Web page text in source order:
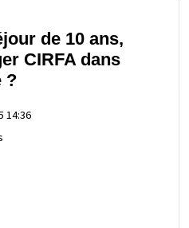
de 10 ans,
CIRFA dans
?
14:36